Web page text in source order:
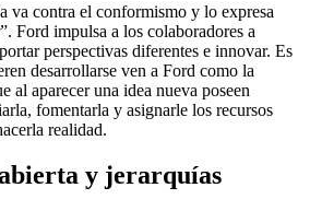
va contra el conformismo y lo expresa
Ford impulsa a los colaboradores a
perspectivas diferentes e innovar. Es
desarrollarse ven a Ford como la
al aparecer una idea nueva poseen
fomentarla y asignarle los recursos
realidad.
y jerarquías